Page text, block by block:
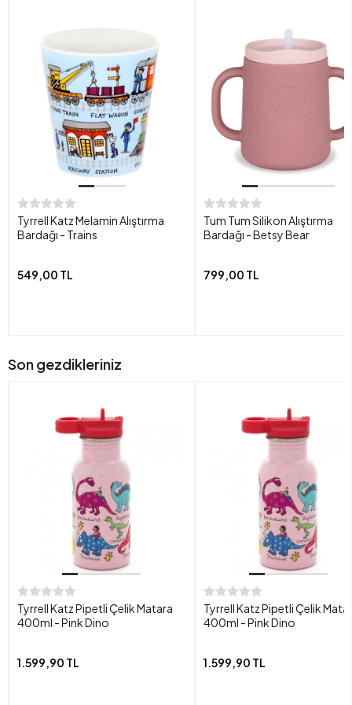
Tyrrell Katz Melamin Alıştırma
Bardağı - Trains
549,00 TL
Tum Tum Silikon Alıştırma
Bardağı - Betsy Bear
799,00 TL
Son gezdikleriniz
Tyrrell Katz Pipetli Çelik Matara
400ml - Pink Dino
1.599,90 TL
Tyrrell Katz Pipetli Çelik
400ml - Pink Dino
1.599,90 TL